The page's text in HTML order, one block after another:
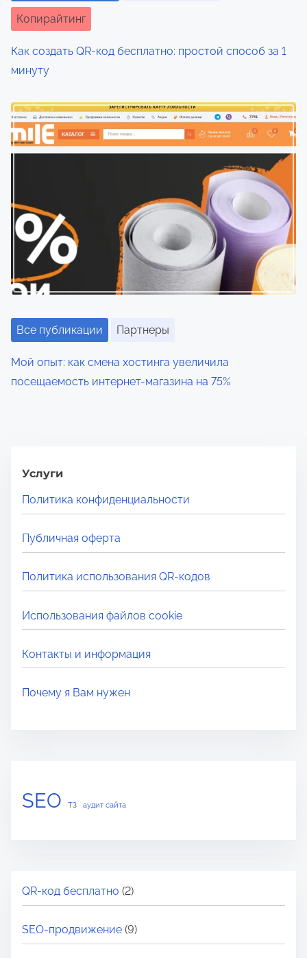
Копирайтинг
Как создать QR-код бесплатно: простой способ за 1
минуту
Все публикации Партнеры
Мой опыт: как смена хостинга увеличила
посещаемость интернет-магазина на 75%
Услуги
Политика конфиденциальности
Публичная оферта
Политика использования QR-кодов
Использования файлов cookie
Контакты и информация
Почему я Вам нужен
SEO ТЗ аудит сайта
QR-код бесплатно (2)
SEO-продвижение (9)